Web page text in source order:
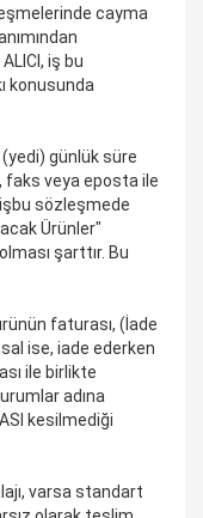
cayma
iş bu
konusunda
(yedi) günlük süre
faks veya eposta ile
işbu sözleşmede
Ürünler"
şarttır. Bu
faturası, (İade
ise, iade ederken
ile birlikte
adına
kesilmediği
varsa standart